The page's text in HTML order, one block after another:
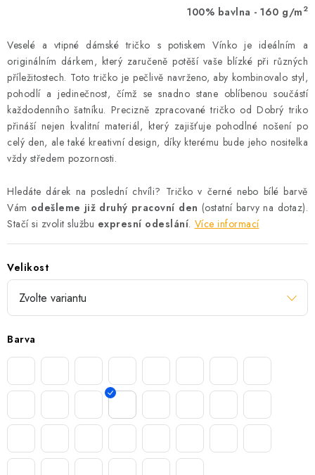
100% bavlna - 160 g/m 2
Veselé a vtipné dámské tričko s potiskem Vínko je ideálním a
originálním dárkem, který zaručeně potěší vaše blízké při různých
příležitostech. Toto tričko je pečlivě navrženo, aby kombinovalo styl,
pohodlí a jedinečnost, čímž se snadno stane oblíbenou součástí
každodenního šatníku. Precizně zpracované tričko od Dobrý triko
přináší nejen kvalitní materiál, který zajišťuje pohodlné nošení po
celý den, ale také kreativní design, díky kterému bude jeho nositelka
vždy středem pozornosti.
Hledáte dárek na poslední chvíli? Tričko v černé nebo bílé barvě
Vám odešleme již druhý pracovní den (ostatní barvy na dotaz).
Stačí si zvolit službu expresní odeslání. Více informací
Velikost
Barva